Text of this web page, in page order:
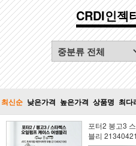
CRDI인젝
최신순 낮은가격 높은가격 상품명 최다
포터2 봉고3
블리